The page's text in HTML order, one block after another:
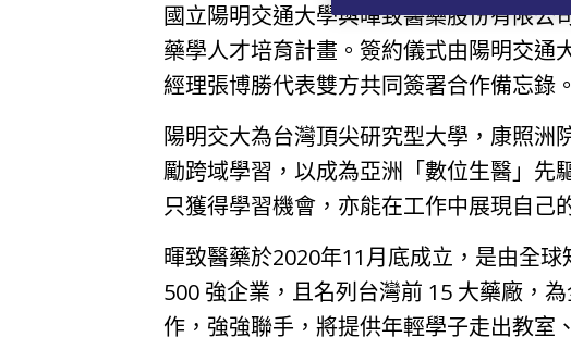
國立陽明交通大學與暉致醫藥股份有限公
藥學人才培育計畫。簽約儀式由陽明交
經理張博勝代表雙方共同簽署合作備忘錄。
陽明交大為台灣頂尖研究型大學，康照
勵跨域學習，以成為亞洲「數位生醫」先
只獲得學習機會，亦能在工作中展現自己
暉致醫藥於2020年11月底成立，是由全
500 強企業，且名列台灣前 15 大藥廠，
作，強強聯手，將提供年輕學子走出教室